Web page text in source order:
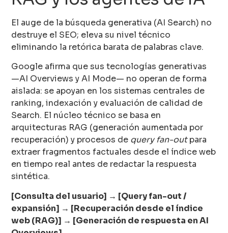
El auge de la búsqueda generativa (AI Search) no
destruye el SEO; eleva su nivel técnico
eliminando la retórica barata de palabras clave.
Google afirma que sus tecnologías generativas
—AI Overviews y AI Mode— no operan de forma
aislada: se apoyan en los sistemas centrales de
ranking, indexación y evaluación de calidad de
Search. El núcleo técnico se basa en
arquitecturas RAG (generación aumentada por
recuperación) y procesos de query fan-outpara
extraer fragmentos factuales desde el índice web
en tiempo real antes de redactar la respuesta
sintética.
[Consulta del usuario] → [Query fan-out /
expansión] → [Recuperación desde el índice
web (RAG)] → [Generación de respuesta en AI